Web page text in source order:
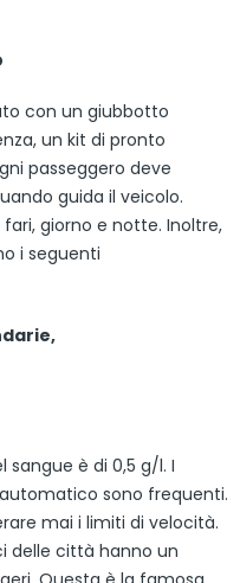
con un giubbotto
un kit di pronto
passeggero deve
guida il veicolo.
giorno e notte. Inoltre,
i seguenti
sangue è di 0,5 g/l. I
sono frequenti.
mai i limiti di velocità.
delle città hanno un